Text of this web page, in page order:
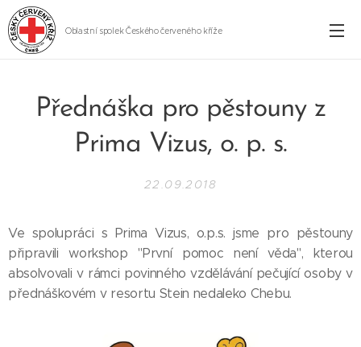
Oblastní spolek Českého červeného kříže
Přednáška pro pěstouny z
Prima Vizus, o. p. s.
22.09.2018
Ve spolupráci s Prima Vizus, o.p.s. jsme pro pěstouny
připravili workshop "První pomoc není věda", kterou
absolvovali v rámci povinného vzdělávání pečující osoby v
přednáškovém v resortu Stein nedaleko Chebu.